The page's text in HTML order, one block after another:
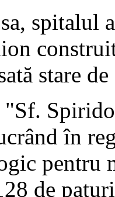
spitalul
stare de
în
pentru
de